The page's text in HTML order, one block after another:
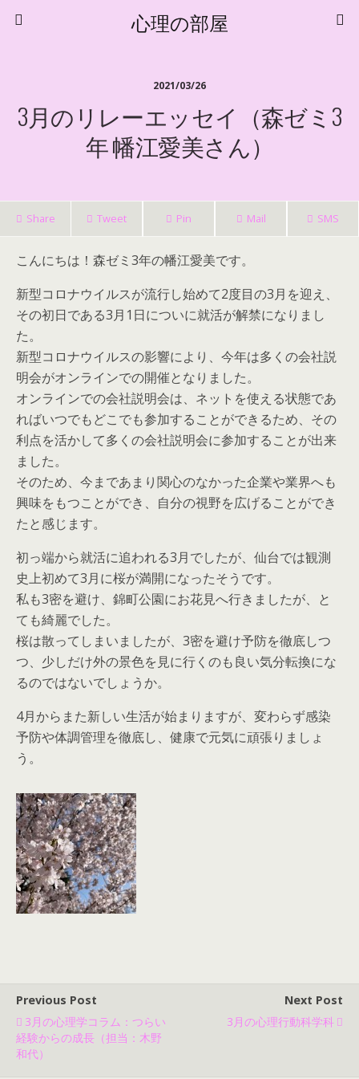
心理の部屋
2021/03/26
3月のリレーエッセイ（森ゼミ3
年 幡江愛美さん）
Share Tweet Pin Mail SMS
こんにちは！森ゼミ3年の幡江愛美です。
新型コロナウイルスが流行し始めて2度目の3月を迎え、
その初日である3月1日についに就活が解禁になりまし
た。
新型コロナウイルスの影響により、今年は多くの会社説
明会がオンラインでの開催となりました。
オンラインでの会社説明会は、ネットを使える状態であ
ればいつでもどこでも参加することができるため、その
利点を活かして多くの会社説明会に参加することが出来
ました。
そのため、今まであまり関心のなかった企業や業界へも
興味をもつことができ、自分の視野を広げることができ
たと感じます。
初っ端から就活に追われる3月でしたが、仙台では観測
史上初めて3月に桜が満開になったそうです。
私も3密を避け、錦町公園にお花見へ行きましたが、と
ても綺麗でした。
桜は散ってしまいましたが、3密を避け予防を徹底しつ
つ、少しだけ外の景色を見に行くのも良い気分転換にな
るのではないでしょうか。
4月からまた新しい生活が始まりますが、変わらず感染
予防や体調管理を徹底し、健康で元気に頑張りましょ
う。
Previous Post
3月の心理学コラム：つらい
経験からの成長（担当：木野
和代）
Next Post
3月の心理行動科学科